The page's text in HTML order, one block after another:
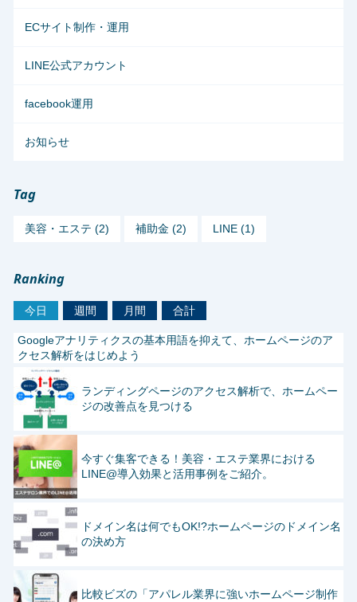
ECサイト制作・運用
LINE公式アカウント
facebook運用
お知らせ
Tag
美容・エステ (2) 補助金 (2) LINE (1)
Ranking
今日 週間 月間 合計
Googleアナリティクスの基本用語を抑えて、ホームページのア
クセス解析をはじめよう
ランディングページのアクセス解析で、ホームペー
ジの改善点を見つける
今すぐ集客できる！美容・エステ業界における
LINE@導入効果と活用事例をご紹介。
ドメイン名は何でもOK!?ホームページのドメイン名
の決め方
比較ビズの「アパレル業界に強いホームページ制作